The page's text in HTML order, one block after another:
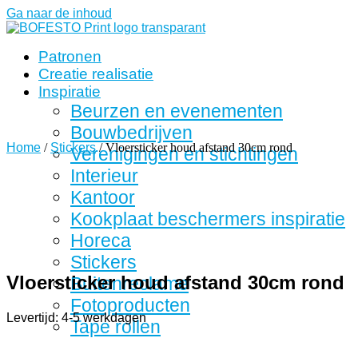
Ga naar de inhoud
Patronen
Creatie realisatie
Inspiratie
Beurzen en evenementen
Bouwbedrijven
Verenigingen en stichtingen
Interieur
Kantoor
Kookplaat beschermers inspiratie
Horeca
Stickers
Buitenreclame
Fotoproducten
Tape rollen
Home / Stickers/ Vloersticker houd afstand 30cm rond
Vloersticker houd afstand 30cm rond
Levertijd: 4-5 werkdagen